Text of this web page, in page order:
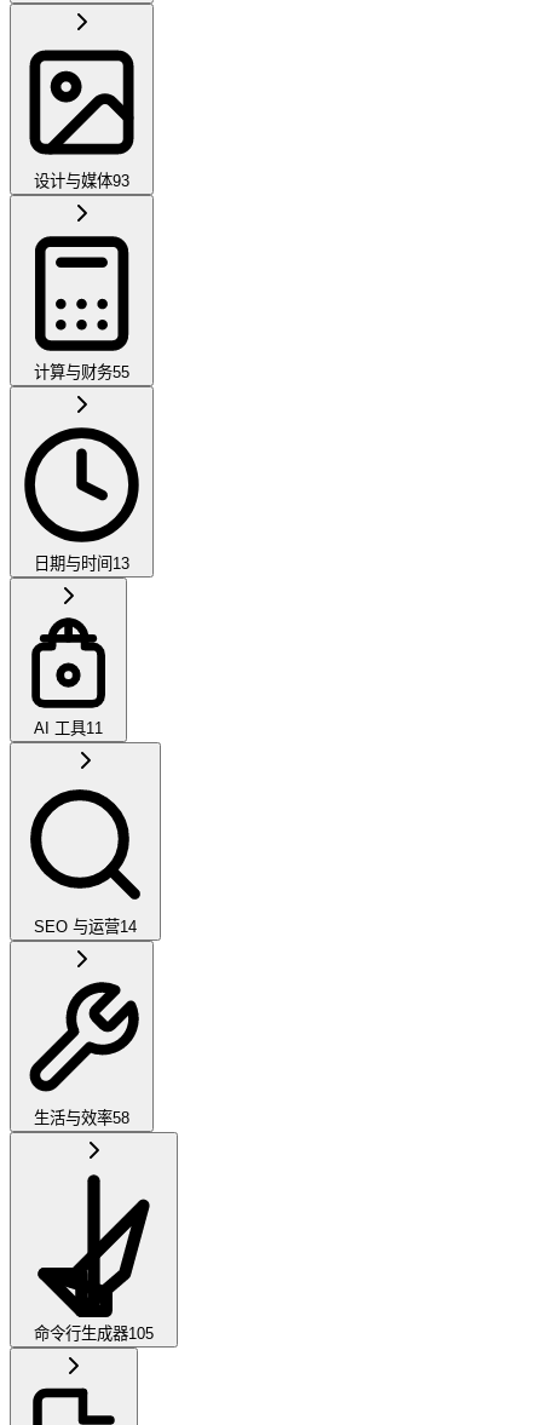
设计与媒体93
计算与财务55
日期与时间 13
AI 工具11
SEO 与运营14
生活与效率58
命令行生成器105